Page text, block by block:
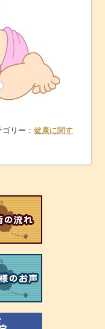
リー：健康に関す